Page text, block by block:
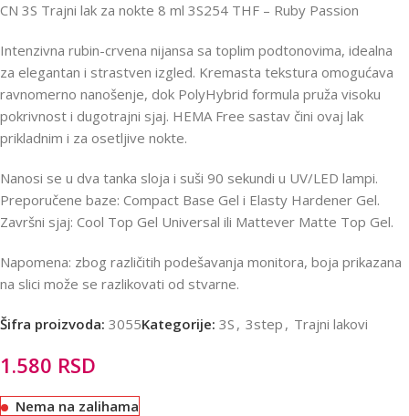
CN 3S Trajni lak za nokte 8 ml 3S254 THF – Ruby Passion
Intenzivna rubin-crvena nijansa sa toplim podtonovima, idealna
za elegantan i strastven izgled. Kremasta tekstura omogućava
ravnomerno nanošenje, dok PolyHybrid formula pruža visoku
pokrivnost i dugotrajni sjaj. HEMA Free sastav čini ovaj lak
prikladnim i za osetljive nokte.
Nanosi se u dva tanka sloja i suši 90 sekundi u UV/LED lampi.
Preporučene baze: Compact Base Gel i Elasty Hardener Gel.
Završni sjaj: Cool Top Gel Universal ili Mattever Matte Top Gel.
Napomena: zbog različitih podešavanja monitora, boja prikazana
na slici može se razlikovati od stvarne.
Šifra proizvoda: 3055Kategorije: 3S , 3step , Trajni lakovi
1.580 RSD
Nema na zalihama